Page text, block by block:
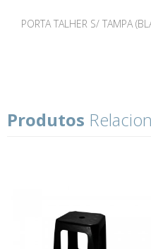
PORTA TALHER S/ TAMPA
Produtos